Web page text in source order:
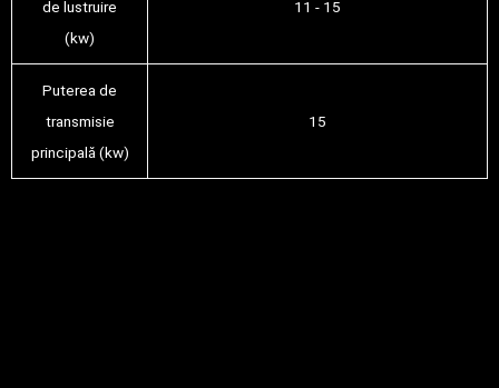
de lustruire
(kw)
11 - 15
Puterea de
transmisie
principală (kw)
15